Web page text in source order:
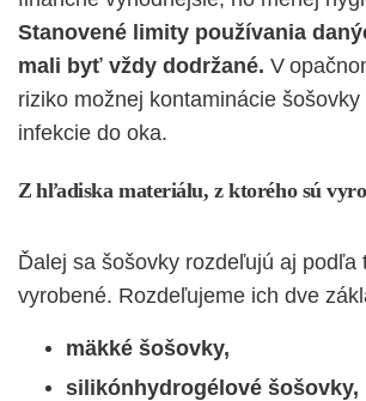
Stanovené limity používania
mali byť vždy dodržané. V
riziko možnej kontaminácie
infekcie do oka.
Z hľadiskamateriálu, z ktorého sú
Ďalej sa šošovky rozdeľujú aj podľa
vyrobené. Rozdeľujeme ich dve
mäkké šošovky,
silikónhydrogélové šošovky,